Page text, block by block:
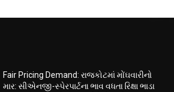
Fair Pricing Demand: રાજકોટમાં મોંઘવારીનો
માર: સીએનજી-સ્પેરપાર્ટના ભાવ વધતા રિક્ષા ભાડા